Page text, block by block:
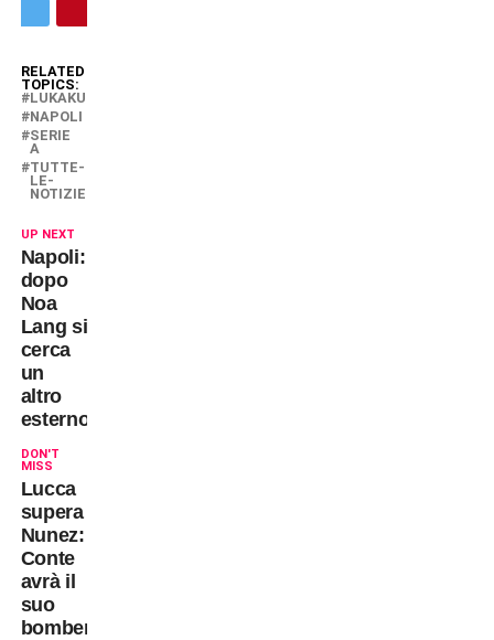
RELATED
TOPICS:
LUKAKU
NAPOLI
SERIE
A
TUTTE-
LE-
NOTIZIE
UP NEXT
Napoli:
dopo
Noa
Lang si
cerca
un
altro
esterno
DON'T
MISS
Lucca
supera
Nunez:
Conte
avrà il
suo
bomber